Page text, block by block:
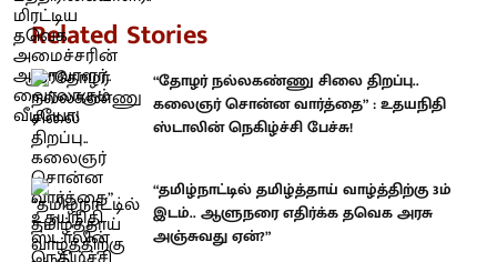
Related Stories
“தோழர் நல்லகண்ணு சிலை திறப்பு..
கலைஞர் சொன்ன வார்த்தை” : உதயநிதி
ஸ்டாலின் நெகிழ்ச்சி பேச்சு!
“தமிழ்நாட்டில் தமிழ்த்தாய் வாழ்த்திற்கு 3ம்
இடம்.. ஆளுநரை எதிர்க்க தவெக அரசு
அஞ்சுவது ஏன்?”